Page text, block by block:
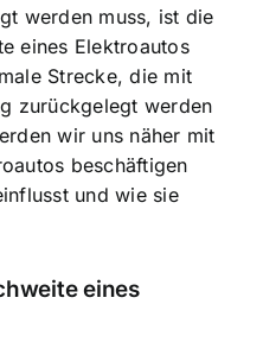
werden muss, ist die
eines Elektroautos
Strecke, die mit
zurückgelegt werden
wir uns näher mit
beschäftigen
und wie sie
eines